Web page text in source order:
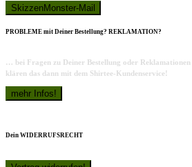
PROBLEME mit Deiner Bestellung? REKLAMATION?
… bei Fragen zu Deiner Bestellung oder Reklamationen
klären das dann mit dem Shirtee-Kundenservice!
Dein WIDERRUFSRECHT